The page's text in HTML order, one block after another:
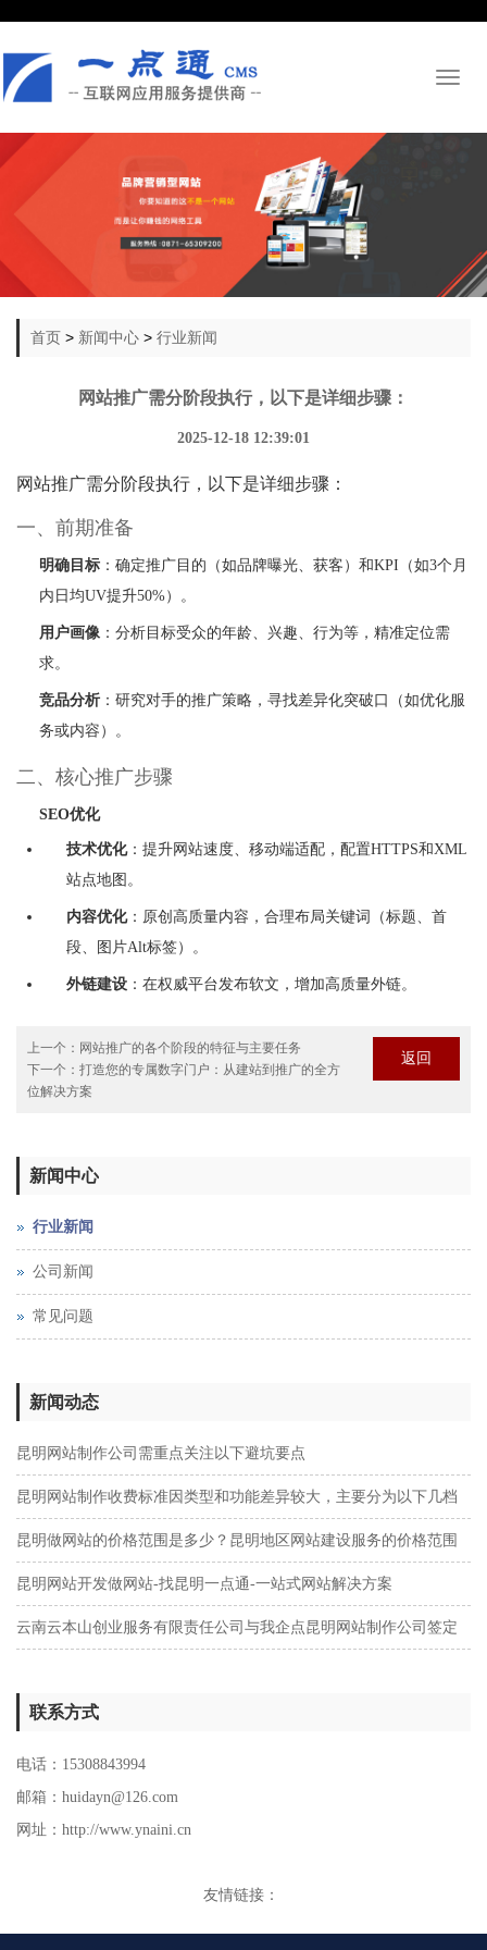
首页 > 新闻中心 > 行业新闻
网站推广需分阶段执行，以下是详细步骤：
2025-12-18 12:39:01
网站推广需分阶段执行，以下是详细步骤：
一、前期准备
明确目标 ‌：确定推广目的（如品牌曝光、获客）和KPI（如3个月
内日均UV提升50%）。
用户画像 ‌：分析目标受众的年龄、兴趣、行为等，精准定位需
求。
竞品分析 ‌：研究对手的推广策略，寻找差异化突破口（如优化服
务或内容）。
二、核心推广步骤
SEO优化
技术优化‌：提升网站速度、移动端适配，配置HTTPS和XML
站点地图。
内容优化‌：原创高质量内容，合理布局关键词（标题、首
段、图片Alt标签）。
外链建设 ‌：在权威平台发布软文，增加高质量外链。
上一个： 网站推广的各个阶段的特征与主要任务
下一个： 打造您的专属数字门户：从建站到推广的全方
位解决方案
返回
新闻中心
行业新闻
公司新闻
常见问题
新闻动态
昆明网站制作公司需重点关注以下避坑要点
昆明网站制作收费标准因类型和功能差异较大，主要分为以下几档
昆明做网站的价格范围是多少？昆明地区网站建设服务的价格范围
及服务类型分析
昆明网站开发做网站-找昆明一点通-一站式网站解决方案
云南云本山创业服务有限责任公司与我企点昆明网站制作公司签定
联系方式
电话：15308843994
邮箱：huidayn@126.com
网址：http://www.ynaini.cn
友情链接：